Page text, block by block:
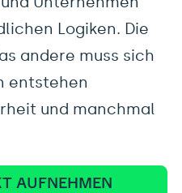
Logiken. Die
andere muss sich
entstehen
und manchmal
AUFNEHMEN